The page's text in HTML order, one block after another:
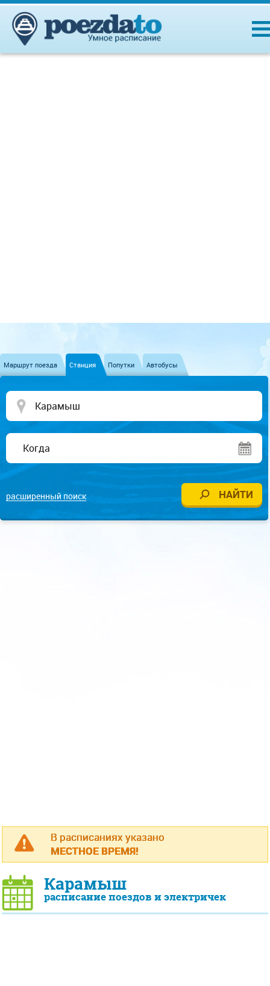
Маршрут поезда Станция Попутки Автобусы
расширенный поиск
В расписаниях указано
МЕСТНОЕ ВРЕМЯ!
Карамыш
расписание поездов и электричек